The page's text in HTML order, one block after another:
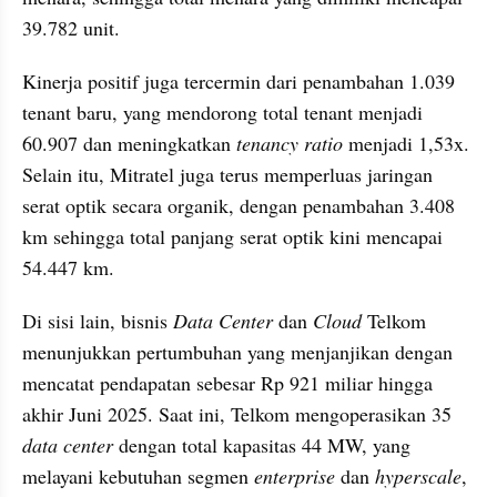
39.782 unit.
Kinerja positif juga tercermin dari penambahan 1.039
tenant baru, yang mendorong total tenant menjadi
60.907 dan meningkatkan tenancy ratio menjadi 1,53x.
Selain itu, Mitratel juga terus memperluas jaringan
serat optik secara organik, dengan penambahan 3.408
km sehingga total panjang serat optik kini mencapai
54.447 km.
Di sisi lain, bisnis Data Center dan Cloud Telkom
menunjukkan pertumbuhan yang menjanjikan dengan
mencatat pendapatan sebesar Rp 921 miliar hingga
data center dengan total kapasitas 44 MW, yang
melayani kebutuhan segmen enterprise dan hyperscale,